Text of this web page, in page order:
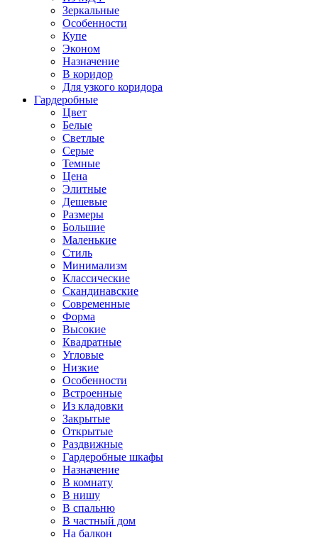
Зеркальные
Особенности
Купе
Эконом
Назначение
В коридор
Для узкого коридора
Гардеробные
Цвет
Белые
Светлые
Серые
Темные
Цена
Элитные
Дешевые
Размеры
Большие
Маленькие
Стиль
Минимализм
Классические
Скандинавские
Современные
Форма
Высокие
Квадратные
Угловые
Низкие
Особенности
Встроенные
Из кладовки
Закрытые
Открытые
Раздвижные
Гардеробные шкафы
Назначение
В комнату
В нишу
В спальню
В частный дом
На балкон